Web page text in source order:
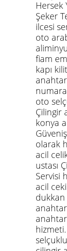
Hersek
Şeker
ilcesi
oto
fiam
kapı
oto
Çilingir
konya
olarak
acil
ustası
Servisi
acil